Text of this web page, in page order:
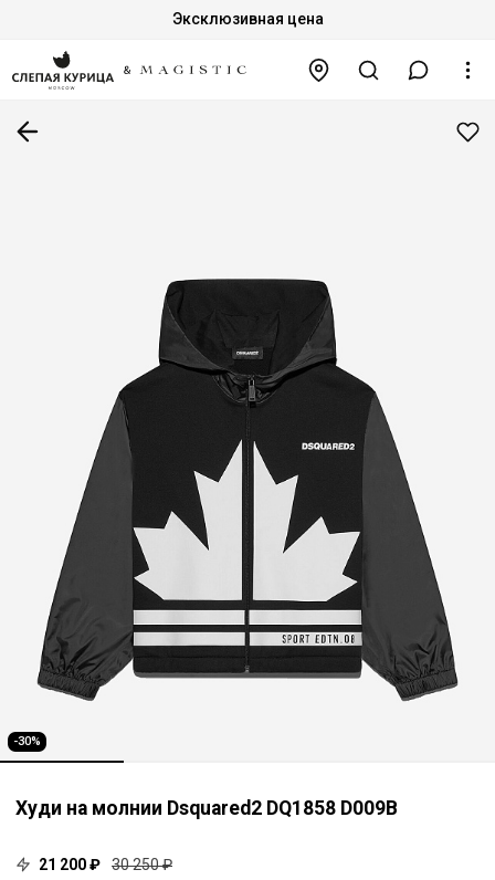
Эксклюзивная цена
-30%
Худи на молнии Dsquared2 DQ1858 D009B
21 200 ₽ 30 250 ₽